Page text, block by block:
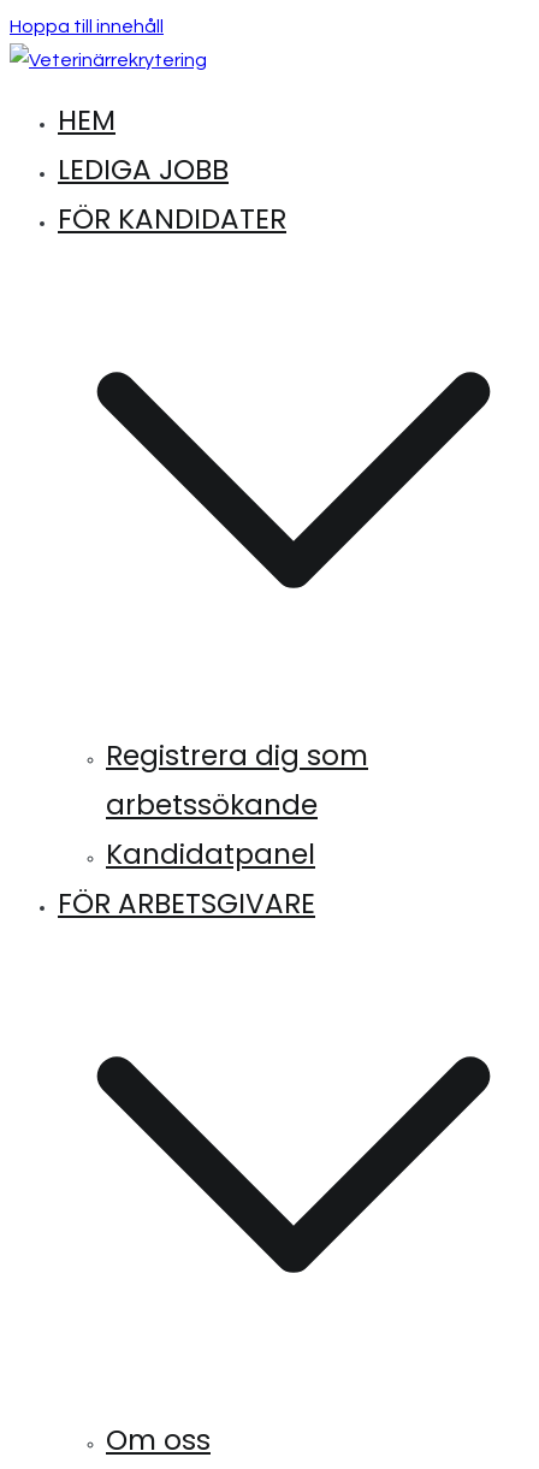
Hoppa till innehåll
Veterinärrekrytering
Hitta lediga jobb inom djursjukvård
HEM
LEDIGA JOBB
FÖR KANDIDATER
Registrera dig som
arbetssökande
Kandidatpanel
FÖR ARBETSGIVARE
Om oss